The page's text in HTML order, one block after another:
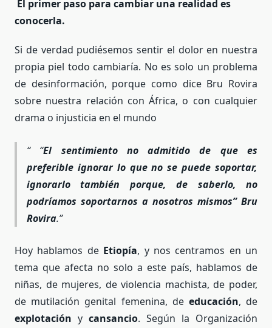
El primer paso para cambiar una realidad es
conocerla.
Si de verdad pudiésemos sentir el dolor en nuestra
propia piel todo cambiaría. No es solo un problema
de desinformación, porque como dice Bru Rovira
sobre nuestra relación con África, o con cualquier
drama o injusticia en el mundo
“El sentimiento no admitido de que es
preferible ignorar lo que no se puede soportar,
ignorarlo también porque, de saberlo, no
podríamos soportarnos a nosotros mismos” Bru
Rovira.
Hoy hablamos de Etiopía, y nos centramos en un
tema que afecta no solo a este país, hablamos de
niñas, de mujeres, de violencia machista, de poder,
de mutilación genital femenina, de educación, de
explotación y cansancio. Según la Organización